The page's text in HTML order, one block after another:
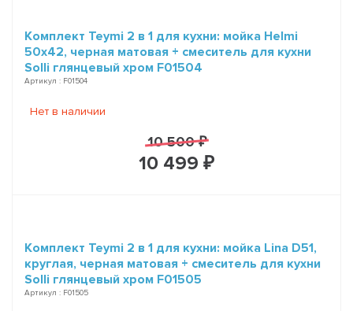
Комплект Teymi 2 в 1 для кухни: мойка Helmi
50х42, черная матовая + смеситель для кухни
Solli глянцевый хром F01504
Артикул : F01504
Нет в наличии
10 500 ₽
10 499 ₽
Комплект Teymi 2 в 1 для кухни: мойка Lina D51,
круглая, черная матовая + смеситель для кухни
Solli глянцевый хром F01505
Артикул : F01505